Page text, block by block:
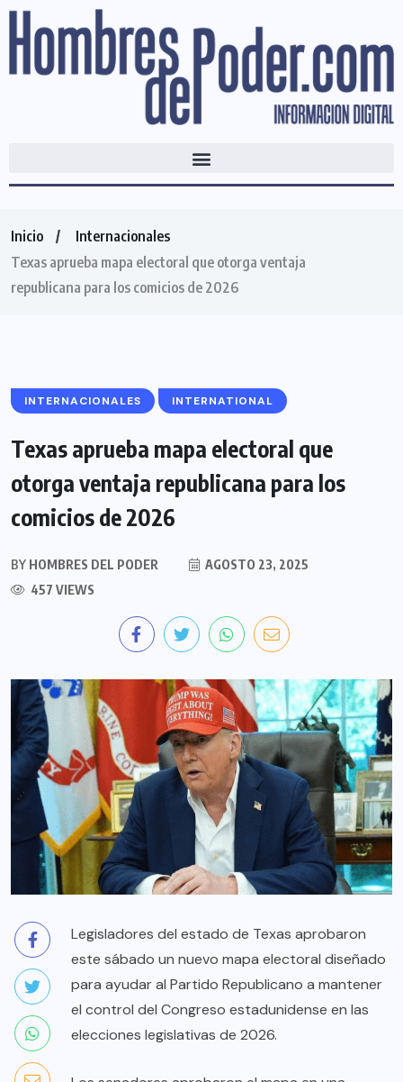
Inicio
Internacionales
Texas aprueba mapa electoral que otorga ventaja
republicana para los comicios de 2026
INTERNACIONALES INTERNATIONAL
Texas aprueba mapa electoral que
otorga ventaja republicana para los
comicios de 2026
BY HOMBRES DEL PODER
AGOSTO 23, 2025
457 VIEWS
Legisladores del estado de Texas aprobaron
este sábado un nuevo mapa electoral diseñado
para ayudar al Partido Republicano a mantener
el control del Congreso estadunidense en las
elecciones legislativas de 2026.